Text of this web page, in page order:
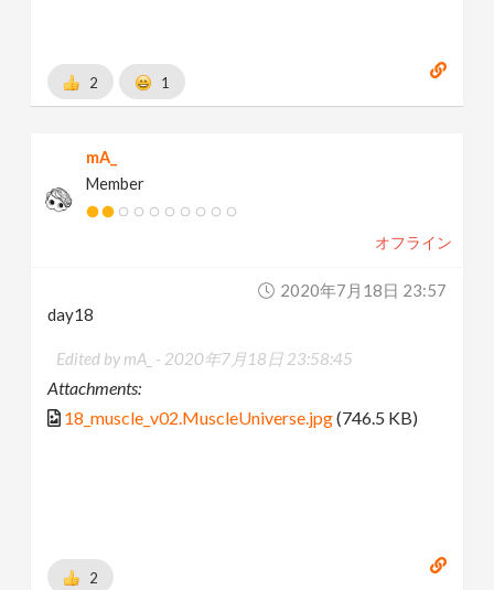
2 1
mA_
Member
オフライン
2020年7月18日 23:57
day18
Edited by mA_ - 2020年7月18日 23:58:45
Attachments:
18_muscle_v02.MuscleUniverse.jpg(746.5 KB)
2